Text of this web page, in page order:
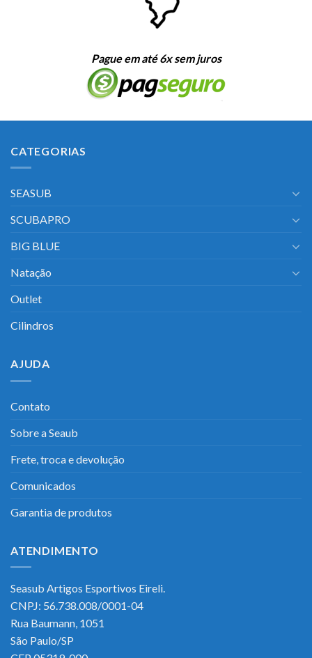
Pague em até 6x sem juros
CATEGORIAS
SEASUB
SCUBAPRO
BIG BLUE
Natação
Outlet
Cilindros
AJUDA
Contato
Sobre a Seaub
Frete, troca e devolução
Comunicados
Garantia de produtos
ATENDIMENTO
Seasub Artigos Esportivos Eireli.
CNPJ: 56.738.008/0001-04
Rua Baumann, 1051
São Paulo/SP